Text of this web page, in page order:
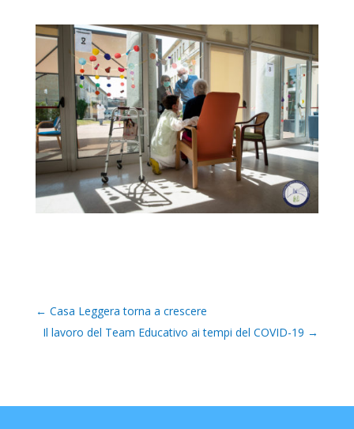
← Casa Leggera torna a crescere
Il lavoro del Team Educativo ai tempi del COVID-19 →